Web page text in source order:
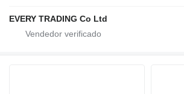
EVERY TRADING Co Ltd